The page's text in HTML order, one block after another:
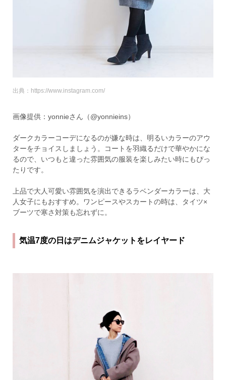
出典：https://www.instagram.com/
画像提供：yonnieさん（@yonnieins）
ダークカラーコーデになるのが嫌な時は、明るいカラーのアウ
ターをチョイスしましょう。コートを羽織るだけで華やかにな
るので、いつもと違った雰囲気の服装を楽しみたい時にもぴっ
たりです。
上品で大人可愛い雰囲気を演出できるラベンダーカラーは、大
人女子にもおすすめ。ワンピースやスカートの時は、タイツ×
ブーツで寒さ対策も忘れずに。
気温7度の日はデニムジャケットをレイヤード